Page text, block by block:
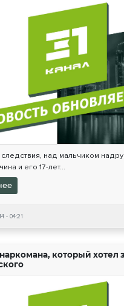
над мальчиком
и его 17-лет...
- 04:21
который хотел